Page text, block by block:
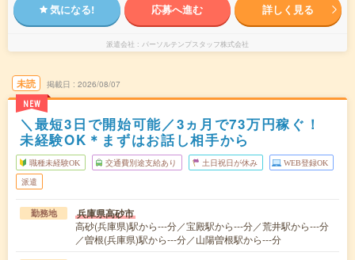
気になる! 応募へ進む 詳しく見る
派遣会社 パーソルテンプスタッフ株式会社
未読
NEW
掲載日 2026/08/07
＼最短3日で開始可能／3ヵ月で73万円稼ぐ！
未経験OK＊まずはお話し相手から
職種未経験OK 交通費別途支給あり 土日祝日が休み WEB登録OK
派遣
勤務地 兵庫県高砂市
高砂(兵庫県)駅から---分／宝殿駅から---分／荒井駅から---分
／曽根(兵庫県)駅から---分／山陽曽根駅から---分